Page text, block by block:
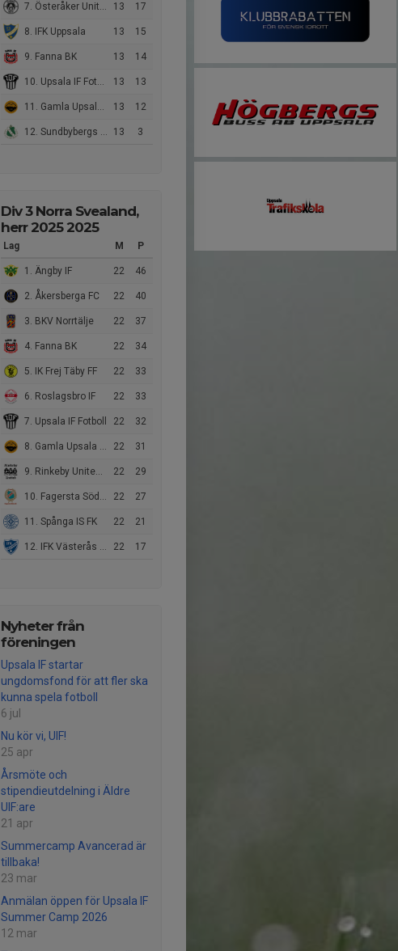
7. Österåker United FK 13 17
8. IFK Uppsala 13 15
9. Fanna BK 13 14
10. Upsala IF Fotboll 13 13
11. Gamla Upsala SK 13 12
12. Sundbybergs IK 13 3
Div 3 Norra Svealand,
herr 2025 2025
Lag M P
1. Ängby IF 22 46
2. Åkersberga FC 22 40
3. BKV Norrtälje 22 37
4. Fanna BK 22 34
5. IK Frej Täby FF 22 33
6. Roslagsbro IF 22 33
7. Upsala IF Fotboll 22 32
8. Gamla Upsala SK 22 31
9. Rinkeby United FC 22 29
10. Fagersta Södra IK 22 27
11. Spånga IS FK 22 21
12. IFK Västerås FK 22 17
Nyheter från
föreningen
Upsala IF startar
ungdomsfond för att fler ska
kunna spela fotboll
6 jul
Nu kör vi, UIF!
25 apr
Årsmöte och
stipendieutdelning i Äldre
UIF:are
21 apr
Summercamp Avancerad är
tillbaka!
23 mar
Anmälan öppen för Upsala IF
Summer Camp 2026
12 mar